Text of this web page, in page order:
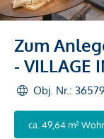
Zum
- VILLAGE
Obj. Nr.: 36579
ca. 49,64 m²